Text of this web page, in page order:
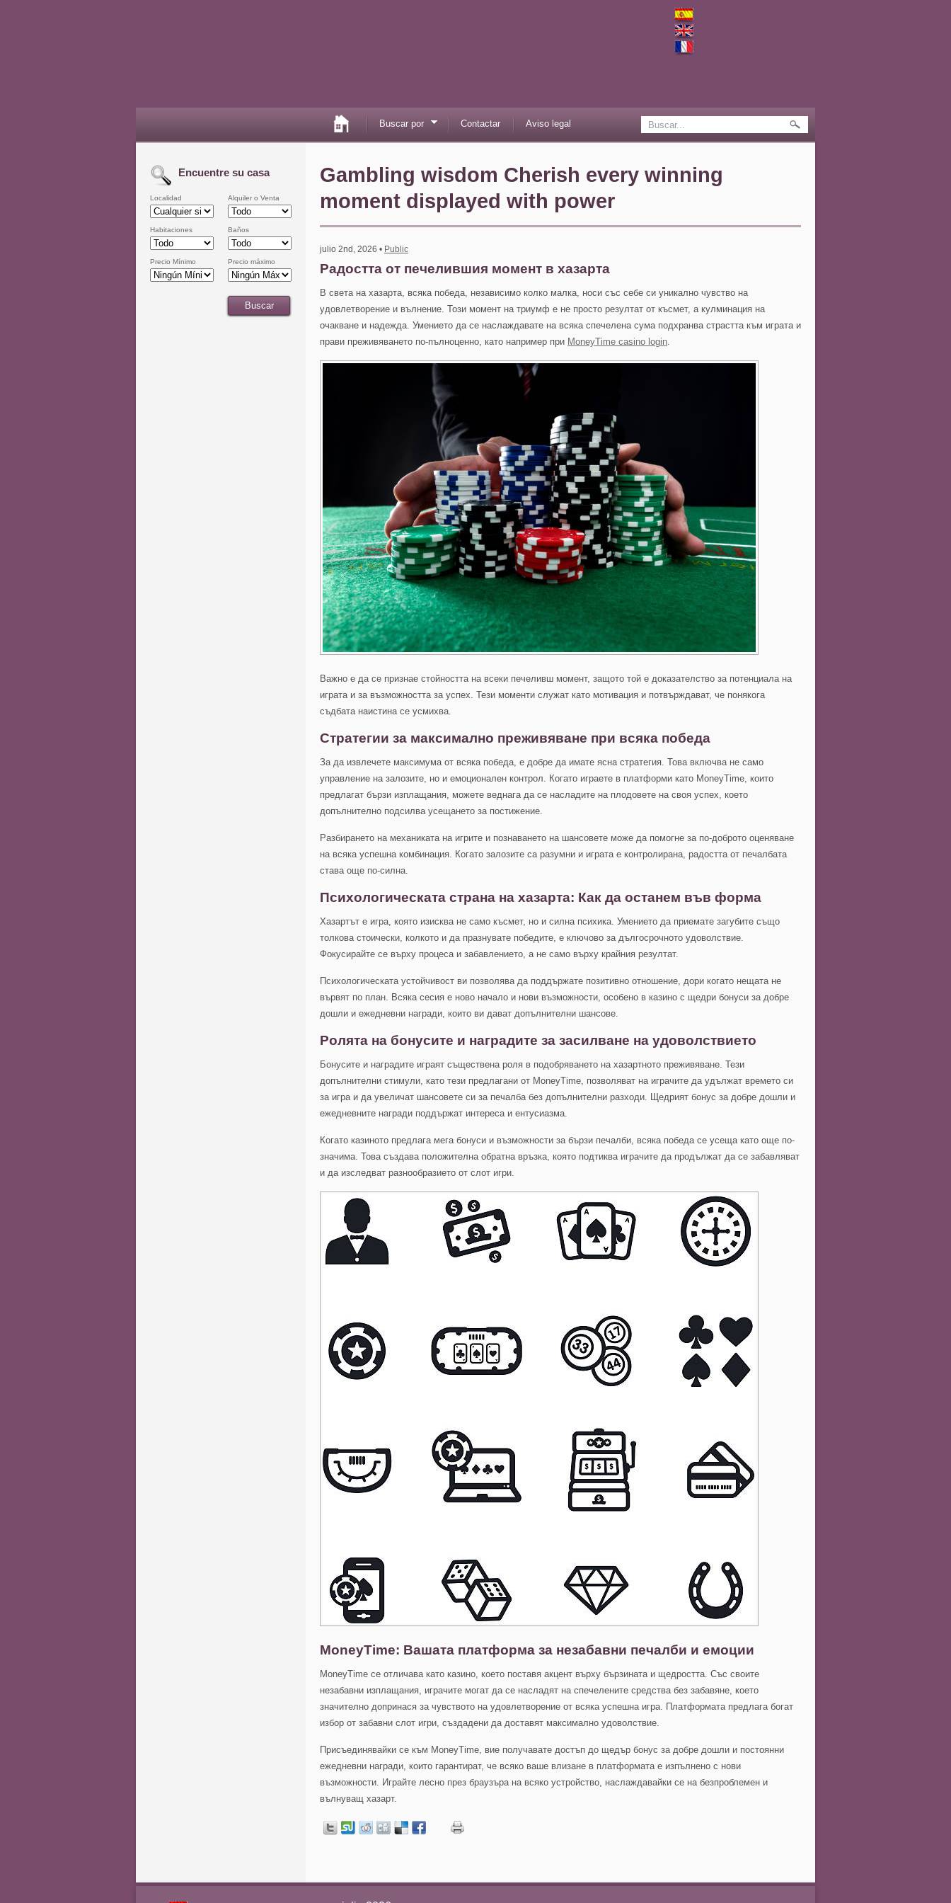
Buscar por Contactar Aviso legal
Encuentre su casa
Localidad Alquiler o Venta
Habitaciones Baños
Precio Mínimo Precio máximo
Gambling wisdom Cherish every winning
moment displayed with power
julio 2nd, 2026 • Public
Радостта от печелившия момент в хазарта
В света на хазарта, всяка победа, независимо колко малка, носи със себе си уникално чувство на
удовлетворение и вълнение. Този момент на триумф е не просто резултат от късмет, а кулминация на
очакване и надежда. Умението да се наслаждавате на всяка спечелена сума подхранва страстта към играта и
прави преживяването по-пълноценно, като например при MoneyTime casino login.
Важно е да се признае стойността на всеки печеливш момент, защото той е доказателство за потенциала на
играта и за възможността за успех. Тези моменти служат като мотивация и потвърждават, че понякога
съдбата наистина се усмихва.
Стратегии за максимално преживяване при всяка победа
За да извлечете максимума от всяка победа, е добре да имате ясна стратегия. Това включва не само
управление на залозите, но и емоционален контрол. Когато играете в платформи като MoneyTime, които
предлагат бързи изплащания, можете веднага да се насладите на плодовете на своя успех, което
допълнително подсилва усещането за постижение.
Разбирането на механиката на игрите и познаването на шансовете може да помогне за по-доброто оценяване
на всяка успешна комбинация. Когато залозите са разумни и играта е контролирана, радостта от печалбата
става още по-силна.
Психологическата страна на хазарта: Как да останем във форма
Хазартът е игра, която изисква не само късмет, но и силна психика. Умението да приемате загубите също
толкова стоически, колкото и да празнувате победите, е ключово за дългосрочното удоволствие.
Фокусирайте се върху процеса и забавлението, а не само върху крайния резултат.
Психологическата устойчивост ви позволява да поддържате позитивно отношение, дори когато нещата не
вървят по план. Всяка сесия е ново начало и нови възможности, особено в казино с щедри бонуси за добре
дошли и ежедневни награди, които ви дават допълнителни шансове.
Ролята на бонусите и наградите за засилване на удоволствието
Бонусите и наградите играят съществена роля в подобряването на хазартното преживяване. Тези
допълнителни стимули, като тези предлагани от MoneyTime, позволяват на играчите да удължат времето си
за игра и да увеличат шансовете си за печалба без допълнителни разходи. Щедрият бонус за добре дошли и
ежедневните награди поддържат интереса и ентусиазма.
Когато казиното предлага мега бонуси и възможности за бързи печалби, всяка победа се усеща като още по-
значима. Това създава положителна обратна връзка, която подтиква играчите да продължат да се забавляват
и да изследват разнообразието от слот игри.
MoneyTime: Вашата платформа за незабавни печалби и емоции
MoneyTime се отличава като казино, което поставя акцент върху бързината и щедростта. Със своите
незабавни изплащания, играчите могат да се насладят на спечелените средства без забавяне, което
значително допринася за чувството на удовлетворение от всяка успешна игра. Платформата предлага богат
избор от забавни слот игри, създадени да доставят максимално удоволствие.
Присъединявайки се към MoneyTime, вие получавате достъп до щедър бонус за добре дошли и постоянни
ежедневни награди, които гарантират, че всяко ваше влизане в платформата е изпълнено с нови
възможности. Играйте лесно през браузъра на всяко устройство, наслаждавайки се на безпроблемен и
вълнуващ хазарт.